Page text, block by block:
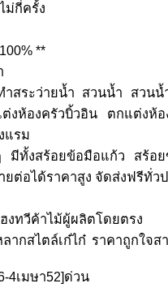
ม่กี่ครั้ง
**
สระว่ายน้ำ สวนน้ำ สวน
งห้องครัวบิ้วอิน ตกแต่งห้
แรม
มีทั้งสร้อยข้อมือแก้ว สร้อ
อได้ราคาสูง จัดส่งฟรีทั่วป
งทวีค้าไม้ผู้ผลิตโดยตรง
ากสไตล์เก๋ไก๋ ราคาถูกใจส
4เมษา52]ด่วน